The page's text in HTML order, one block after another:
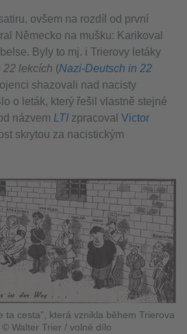
ovšem na rozdíl od první
Německo na mušku: Karikoval
Byly to mj. i Trierovy letáky
22 lekcích (Nazi-Deutsch in 22
shazovali nad nacisty
o leták, který řešil vlastně stejné
názvem LTI zpracoval Victor
skrytou za nacistickým
ta cesta", která vznikla během Trierova
© Walter Trier / volné dílo